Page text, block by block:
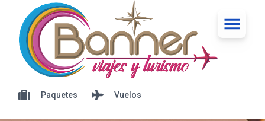
Paquetes Vuelos